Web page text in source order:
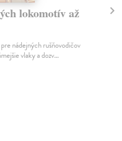
lokomotív až
nádejných rušňovodičov
vlaky a dozv...